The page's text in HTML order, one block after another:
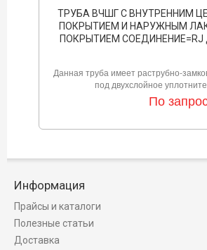
ТРУБА ВЧШГ С ВНУТРЕННИМ
ПОКРЫТИЕМ И НАРУЖНЫМ
ПОКРЫТИЕМ СОЕДИНЕНИЕ=RJ
Данная труба имеет раструбно-
под двухслойное
По
Информация
Прайсы и каталоги
Полезные статьи
Доставка